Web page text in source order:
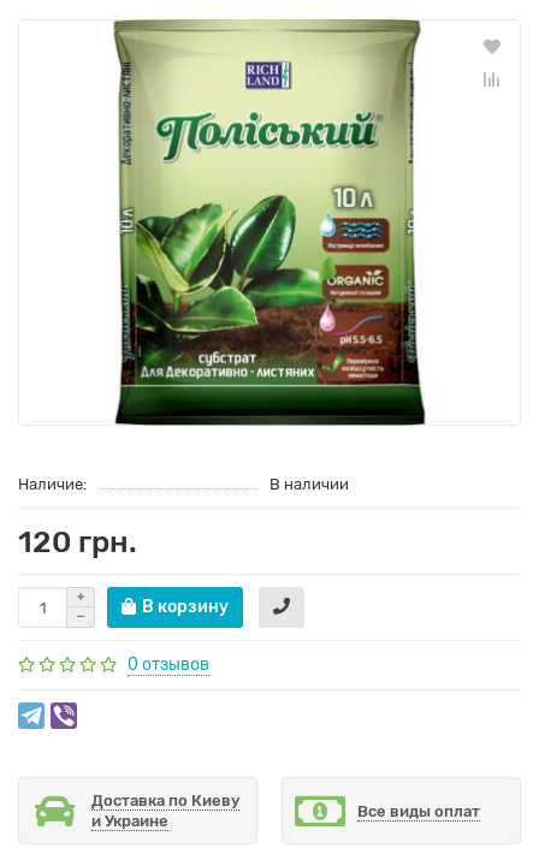
Наличие: В наличии
120 грн.
В корзину
0 отзывов
Доставка по Киеву
и Украине
Все виды оплат